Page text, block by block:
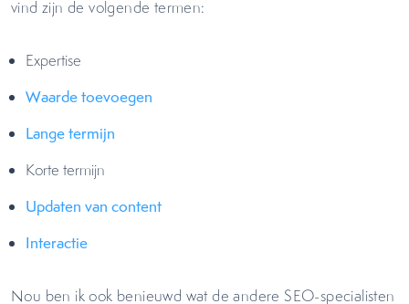
vind zijn de volgende termen:
Expertise
Waarde toevoegen
Lange termijn
Korte termijn
Updaten van content
Interactie
Nou ben ik ook benieuwd wat de andere SEO-specialisten